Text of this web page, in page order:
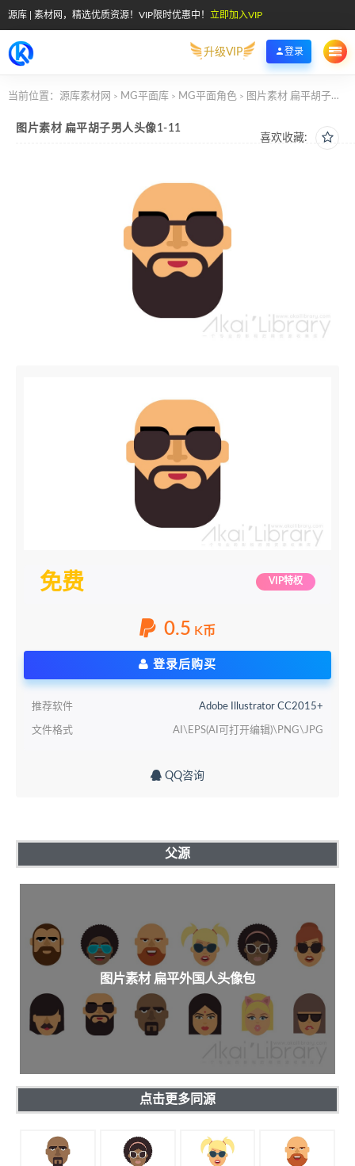
源库 | 素材网，精选优质资源！VIP限时优惠中！ 立即加入VIP
升级VIP 登录
当前位置： 源库素材网 > MG平面库 > MG平面角色 > 图片素材 扁平胡子男人头像1-11
喜欢收藏:
图片素材 扁平胡子男人头像1-11
免费 VIP特权
0.5 K币
登录后购买
推荐软件 Adobe Illustrator CC2015+
文件格式 AI\EPS(AI可打开编辑)\PNG\JPG
QQ咨询
父源
图片素材 扁平外国人头像包
点击更多同源